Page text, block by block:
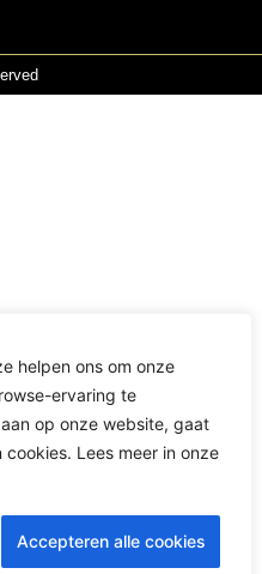
helpen ons om onze
ervaring te
op onze website, gaat
Lees meer in onze
Accepteren alle cookies